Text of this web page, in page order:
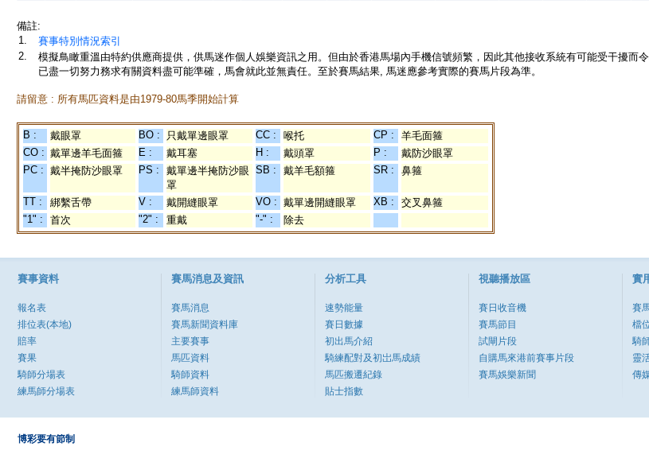
備註:
1.
賽事特別情況索引
2.
模擬鳥瞰重溫由特約供應商提供，供馬迷作個人娛樂資訊之用。但由於香港馬場內手機信號頻繁，因此其他接收系統有可能受干擾而
已盡一切努力務求有關資料盡可能準確，馬會就此並無責任。至於賽馬結果, 馬迷應參考實際的賽馬片段為準。
請留意 : 所有馬匹資料是由1979-80馬季開始計算
B : 戴眼罩 BO : 只戴單邊眼罩 CC : 喉托 CP :
羊毛面箍
CO : 戴單邊羊毛面箍 E : 戴耳塞 H : 戴頭罩 P :
戴防沙眼罩
PC : 戴半掩防沙眼罩 PS :
戴單邊半掩防沙眼
罩
SB : 戴羊毛額箍 SR : 鼻箍
TT : 綁繫舌帶 V : 戴開縫眼罩 VO : 戴單邊開縫眼罩 XB :
交叉鼻箍
"1" :
首次 "2" : 重戴 "-" : 除去
賽事資料
報名表
排位表(本地)
賠率
賽果
騎師分場表
練馬師分場表
賽馬消息及資訊
賽馬消息
賽馬新聞資料庫
主要賽事
馬匹資料
騎師資料
練馬師資料
分析工具
速勢能量
賽日數據
初出馬介紹
騎練配對及初岀馬成績
馬匹搬遷紀錄
貼士指數
視聽播放區
賽日收音機
賽馬節目
試閘片段
自購馬來港前賽事片段
賽馬娛樂新聞
實
賽
檔
騎
靈
傳
博彩要有節制